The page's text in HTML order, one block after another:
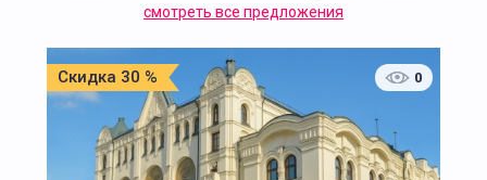
смотреть все предложения
Скидка 30 % 0